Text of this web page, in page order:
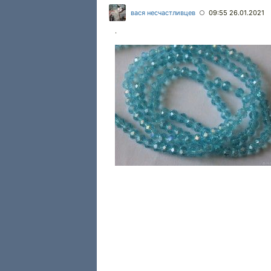
вася несчастливцев ○ 09:55 26.01.2021
.